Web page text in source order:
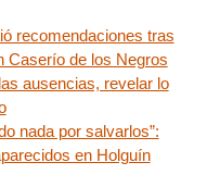
recomendaciones tras
Caserío de los Negros
ausencias, revelar lo
nada por salvarlos”:
en Holguín